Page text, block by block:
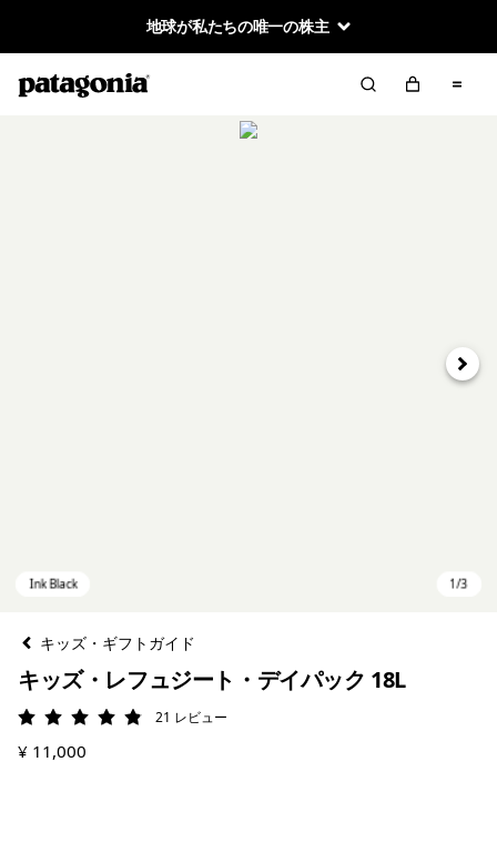
地球が私たちの唯一の株主
次へ
キッズ・ギフトガイド
キッズ・レフュジート・デイパック 18L
評価: 4.9 / 5
21 レビュー
¥ 11,000